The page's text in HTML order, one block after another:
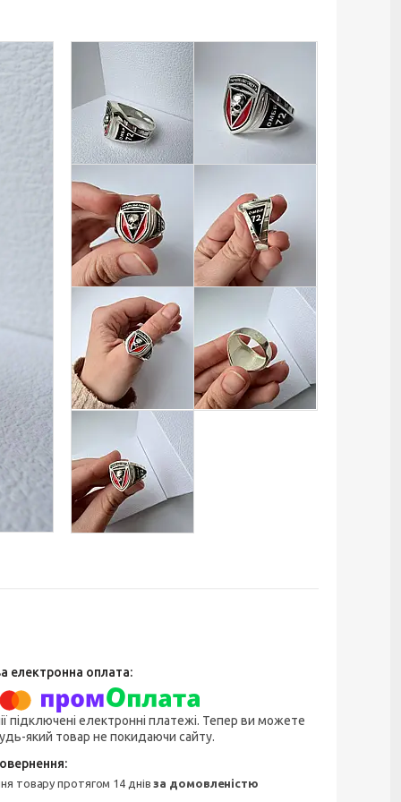
підключені електронні платежі. Тепер ви можете
який товар не покидаючи сайту.
товару протягом 14 днівза домовленістю